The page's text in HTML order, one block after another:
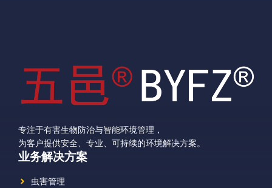
专注于有害生物防治与智能环境管理，
为客户提供安全、专业、可持续的环境解决方案。
业务解决方案
虫害管理